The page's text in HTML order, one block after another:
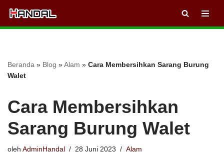
Lompat
Beranda » Blog »Alam » Cara Membersihkan Sarang Burung
Walet
Cara Membersihkan
Sarang Burung Walet
oleh AdminHandal 28 Juni 2023 Alam